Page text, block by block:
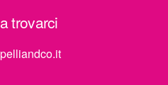
trovarci